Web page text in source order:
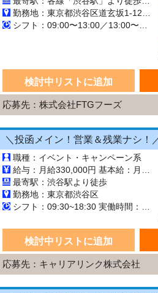
検討中リストに追加
応募先：株式会社FTGフーズ
職種：イベント・キャンペーン系
給与：月給330,000円 基本給：月330,000円 ※固定残業代（月45時間分の70,000円）を上記に含む ※超過時間分は別途支給 ■交通費支給（規定あり） ■賞与：年2回（6月・12月） 固定残業代の有無：有り 固定残業代の金額：70,000 固定残業代の時間：45時間 ※超過分は別途支給します。
最寄駅：渋谷駅より徒歩
勤務地：東京都渋谷区
シフト：09:30~18:30 実働時間：8時間／日 休憩1時間
検討中リストに追加
応募先：キャリアリンク株式会社